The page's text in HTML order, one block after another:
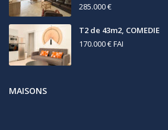
285.000 €
T2 de 43m2, COMEDIE
170.000 €FAI
MAISONS